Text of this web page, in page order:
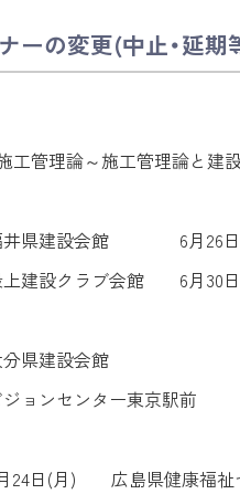
ーの変更(中止・延期
工管理論～施工管理論と建
設会館 6月26日(
建設クラブ会館 6月30
県建設会館 6月
ンター東京駅前 7
) 広島県健康福祉セ